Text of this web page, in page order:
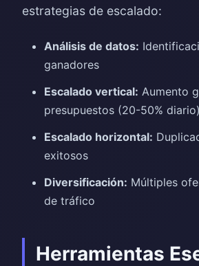
estrategias de escalado:
Análisis de datos:
ganadores
Escalado vertical: Aumento
presupuestos (20-50% diario)
Escalado horizontal:
exitosos
Diversificación: Múltiples
de tráfico
Herramientas